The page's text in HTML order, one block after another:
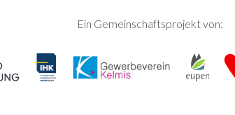
Ein Gemeinschaftsprojekt von: